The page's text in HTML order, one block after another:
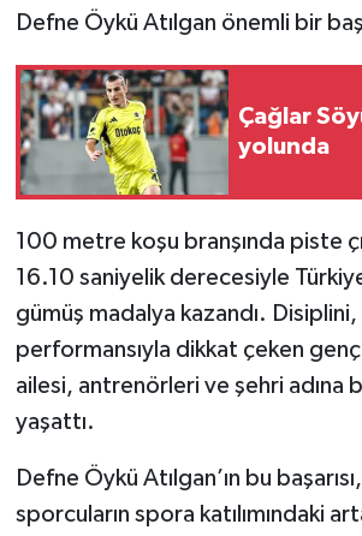
Defne Öykü Atılgan önemli bir
Çağlar
yolunda
100 metre koşu branşında piste
16.10 saniyelik derecesiyle
gümüş madalya kazandı.
performansıyla dikkat çeken
ailesi, antrenörleri ve şehri adına
yaşattı.
Defne Öykü Atılgan’ın bu
sporcuların spora katılımındaki